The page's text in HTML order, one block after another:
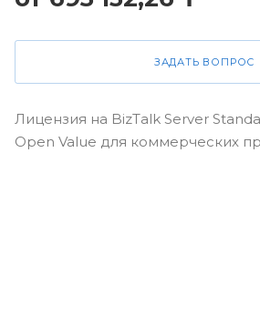
ЗАДАТЬ ВОПРОС
Лицензия на BizTalk Server
Open Value для коммерческих